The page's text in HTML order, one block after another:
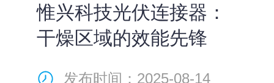
惟兴科技光伏连接器：
干燥区域的效能先锋
发布时间：2025-08-14